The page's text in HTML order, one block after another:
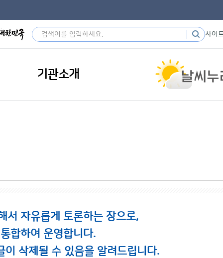
사이
기관소개
서 자유롭게 토론하는 장으로,
합하여 운영합니다.
삭제될 수 있음을 알려드립니다.